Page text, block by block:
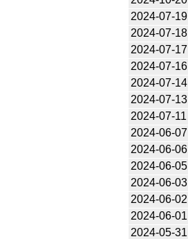
2024-07-19
2024-07-18
2024-07-17
2024-07-16
2024-07-14
2024-07-13
2024-07-11
2024-06-07
2024-06-06
2024-06-05
2024-06-03
2024-06-02
2024-06-01
2024-05-31